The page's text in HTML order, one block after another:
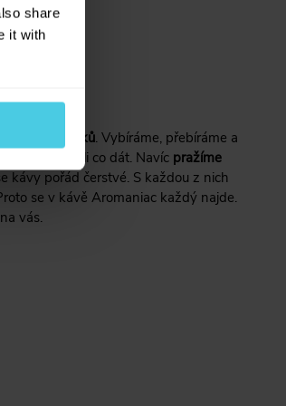
share
it with
kávu
přímo do šálků. Vybíráme, přebíráme a
potu měli co dát. Navíc pražíme
kávy pořád čerstvé. S každou z nich
se v kávě Aromaniac každý najde.
vás.